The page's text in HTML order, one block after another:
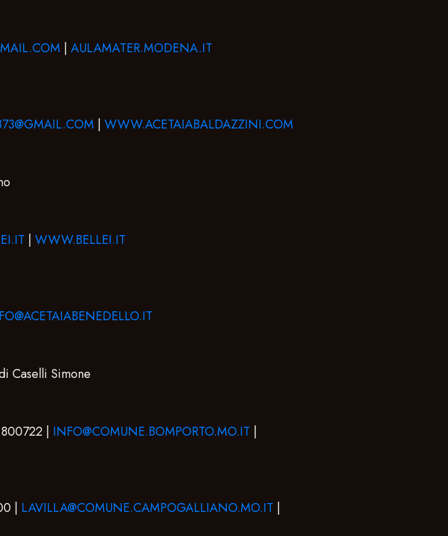
| AULAMATER.MODENA.IT
| WWW.ACETAIABALDAZZINI.COM
| WWW.BELLEI.IT
Caselli Simone
| INFO@COMUNE.BOMPORTO.MO.IT |
| LAVILLA@COMUNE.CAMPOGALLIANO.MO.IT |